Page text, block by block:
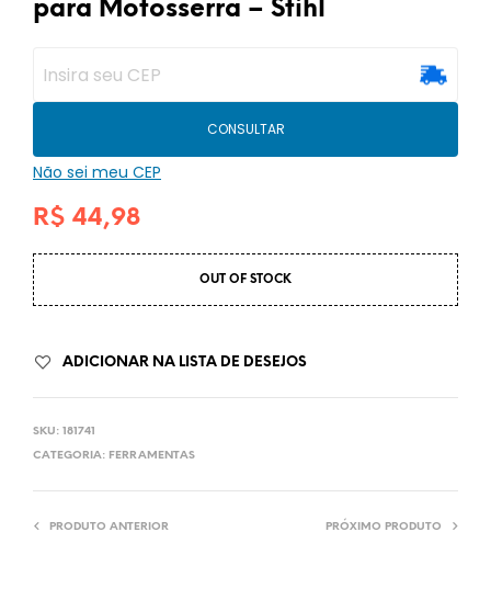
para Motosserra – Stihl
CONSULTAR
Não sei meu CEP
R$ 44,98
OUT OF STOCK
ADICIONAR NA LISTA DE DESEJOS
SKU: 181741
CATEGORIA: FERRAMENTAS
PRODUTO ANTERIOR PRÓXIMO PRODUTO